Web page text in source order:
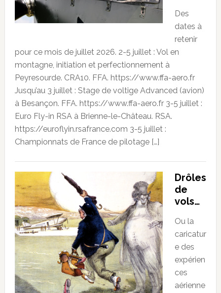
Des
dates à
retenir
pour ce mois de juillet 2026. 2-5 juillet : Vol en
montagne, initiation et perfectionnement à
Peyresourde. CRA10. FFA. https://www.ffa-aero.fr
Jusqu’au 3 juillet : Stage de voltige Advanced (avion)
à Besançon. FFA. https://www.ffa-aero.fr 3-5 juillet :
Euro Fly-in RSA à Brienne-le-Château. RSA.
https://euroflyin.rsafrance.com 3-5 juillet :
Championnats de France de pilotage […]
Drôles
de
vols…
Ou la
caricatur
e des
expérien
ces
aérienne